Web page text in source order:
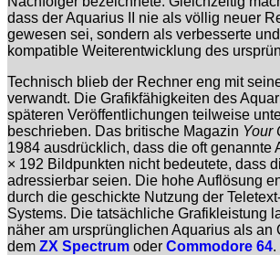
dass der Aquarius II nie als völlig neuer
gewesen sei, sondern als verbesserte
kompatible Weiterentwicklung des
Technisch blieb der Rechner eng mit
verwandt. Die Grafikfähigkeiten des
späteren Veröffentlichungen teilweise
beschrieben. Das britische Magazin Your
1984 ausdrücklich, dass die oft genannte
× 192 Bildpunkten nicht bedeutete, dass
adressierbar seien. Die hohe Auflösung
durch die geschickte Nutzung der
Systems. Die tatsächliche Grafikleistung
näher am ursprünglichen Aquarius als an
dem ZX Spectrum oder Commodore 64.